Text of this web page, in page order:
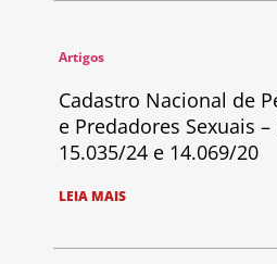
Artigos
Cadastro Nacional de
e Predadores Sexuais –
15.035/24 e 14.069/20
LEIA MAIS